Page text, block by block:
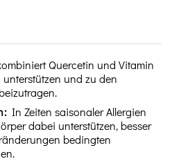
Quercetin und Vitamin
und zu den
In Zeiten saisonaler Allergien
dabei unterstützen, besser
bedingten